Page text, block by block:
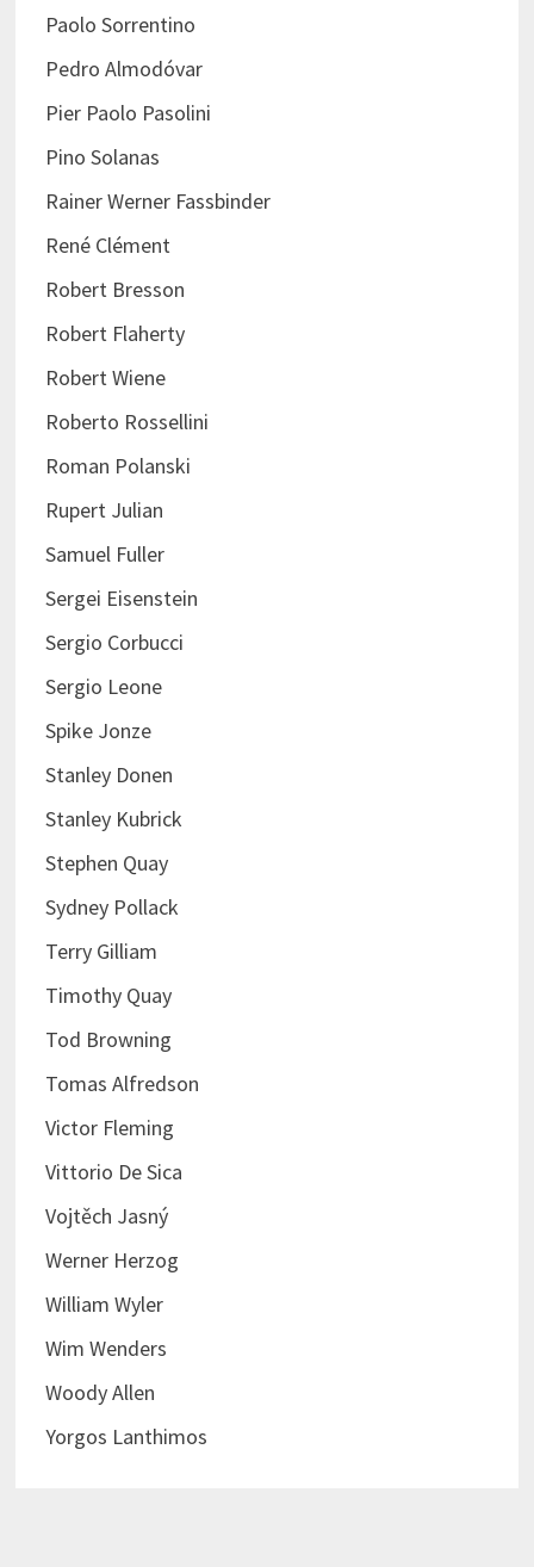
Paolo Sorrentino
Pedro Almodóvar
Pier Paolo Pasolini
Pino Solanas
Rainer Werner Fassbinder
René Clément
Robert Bresson
Robert Flaherty
Robert Wiene
Roberto Rossellini
Roman Polanski
Rupert Julian
Samuel Fuller
Sergei Eisenstein
Sergio Corbucci
Sergio Leone
Spike Jonze
Stanley Donen
Stanley Kubrick
Stephen Quay
Sydney Pollack
Terry Gilliam
Timothy Quay
Tod Browning
Tomas Alfredson
Victor Fleming
Vittorio De Sica
Vojtěch Jasný
Werner Herzog
William Wyler
Wim Wenders
Woody Allen
Yorgos Lanthimos